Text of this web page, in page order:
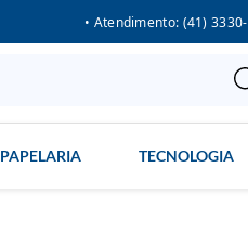
• Atendimento: (41)
PAPELARIA TECNOLOGIA